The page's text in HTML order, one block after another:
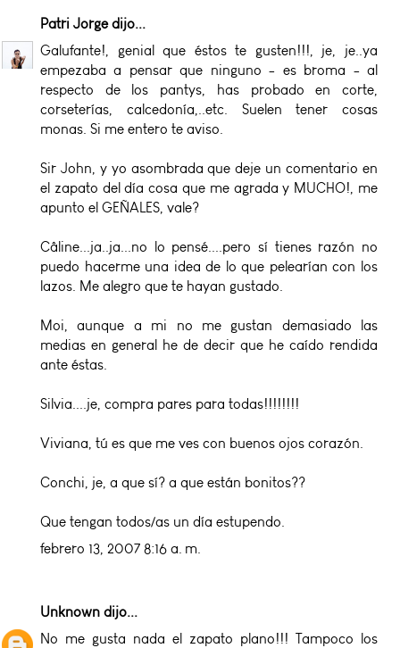
Patri Jorgedijo...
Galufante!, genial que éstos te gusten!!!, je, je..ya
empezaba a pensar que ninguno - es broma - al
respecto de los pantys, has probado en corte,
corseterías, calcedonía,..etc. Suelen tener cosas
monas. Si me entero te aviso.
Sir John, y yo asombrada que deje un comentario en
el zapato del día cosa que me agrada y MUCHO!, me
apunto el GEÑALES, vale?
Câline...ja..ja...no lo pensé....pero sí tienes razón no
puedo hacerme una idea de lo que pelearían con los
lazos. Me alegro que te hayan gustado.
Moi, aunque a mi no me gustan demasiado las
medias en general he de decir que he caído rendida
ante éstas.
Silvia....je, compra pares para todas!!!!!!!!
Viviana, tú es que me ves con buenos ojos corazón.
Conchi, je, a que sí? a que están bonitos??
Que tengan todos/as un día estupendo.
febrero 13, 2007 8:16 a. m.
Unknown dijo...
No me gusta nada el zapato plano!!! Tampoco los